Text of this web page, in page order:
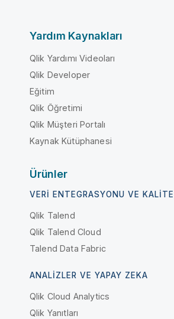
Yardım Kaynakları
Qlik Yardımı Videoları
Qlik Developer
Eğitim
Qlik Öğretimi
Qlik Müşteri Portalı
Kaynak Kütüphanesi
Ürünler
VERI ENTEGRASYONU VE KALITE
Qlik Talend
Qlik Talend Cloud
Talend Data Fabric
ANALIZLER VE YAPAY ZEKA
Qlik Cloud Analytics
Qlik Yanıtları